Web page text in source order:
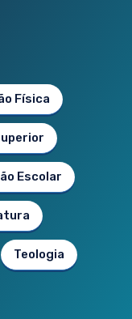
Física
Escolar
Teologia